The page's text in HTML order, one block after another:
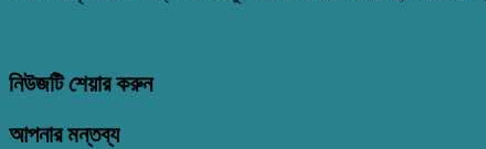
নিউজটি শেয়ার করুন
আপনার মন্তব্য